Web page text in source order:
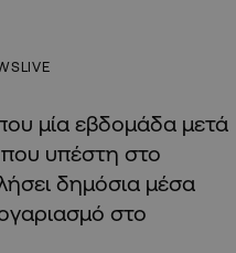
μία εβδομάδα μετά
υπέστη στο
δημόσια μέσα
στο